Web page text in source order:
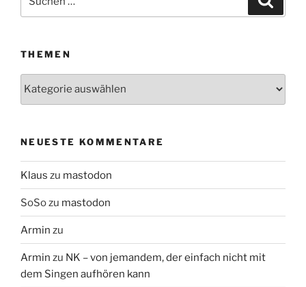
nach:
THEMEN
NEUESTE KOMMENTARE
Klaus zu mastodon
SoSozu mastodon
Armin zu
Armin zu NK – von jemandem, der einfach nicht mit
dem Singen aufhören kann